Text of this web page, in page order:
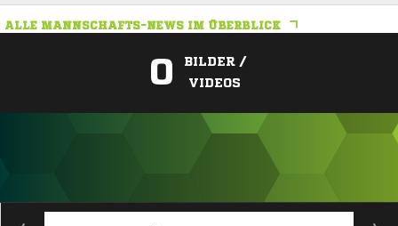
ALLE MANNSCHAFTS-NEWS IM ÜBERBLICK
0
BILDER /
VIDEOS
ANZEIGE